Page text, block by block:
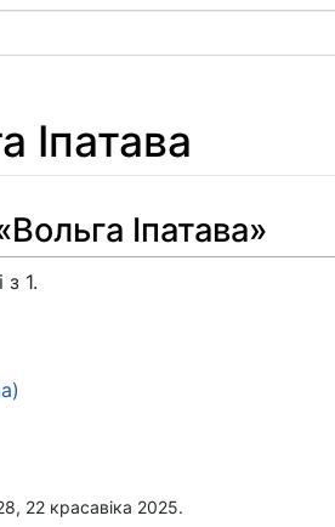
Іпатава
Іпатава»
1.
22 красавіка 2025.